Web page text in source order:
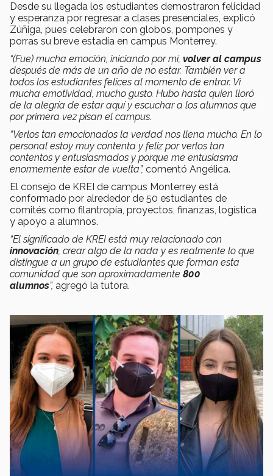
Desde su llegada los estudiantes demostraron felicidad
y esperanza por regresar a clases presenciales, explicó
Zúñiga, pues celebraron con globos, pompones y
porras su breve estadía en campus Monterrey.
“(Fue) mucha emoción, iniciando por mí, volver al campus
después de más de un año de no estar. También ver a
todos los estudiantes felices al momento de entrar. Vi
mucha emotividad, mucho gusto. Hubo hasta quien lloró
de la alegría de estar aquí y escuchar a los alumnos que
por primera vez pisan el campus.
“Verlos tan emocionados la verdad nos llena mucho. En lo
personal estoy muy contenta y feliz por verlos tan
contentos y entusiasmados y porque me entusiasma
enormemente estar de vuelta”, comentó Angélica.
El consejo de KREI de campus Monterrey está
conformado por alrededor de 50 estudiantes de
comités como filantropía, proyectos, finanzas, logística
y apoyo a alumnos.
“El significado de KREI está muy relacionado con
innovación, crear algo de la nada y es realmente lo que
distingue a un grupo de estudiantes que forman esta
comunidad que son aproximadamente 800
alumnos”, agregó la tutora.